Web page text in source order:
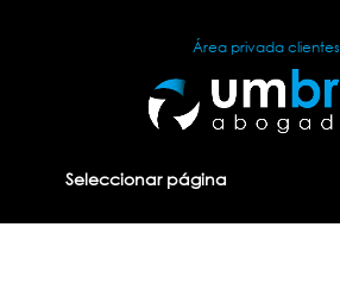
Área privada clientes
Seleccionar página